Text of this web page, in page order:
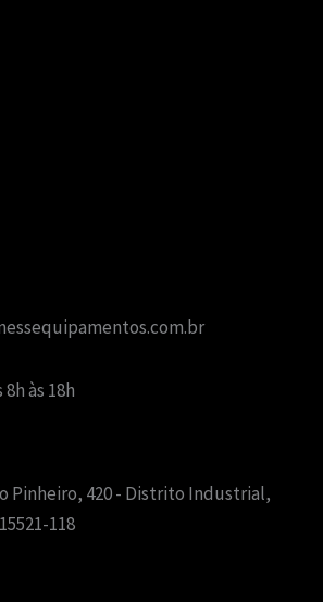
às 18h
Pinheiro, 420 - Distrito Industrial,
118